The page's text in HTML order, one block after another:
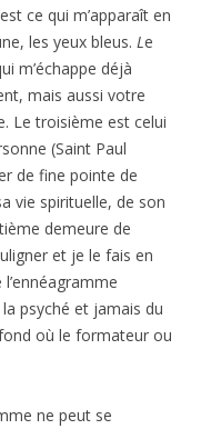
ce qui m’apparaît en
les yeux bleus. Le
m’échappe déjà
mais aussi votre
Le troisième est celui
(Saint Paul
de fine pointe de
vie spirituelle, de son
demeure de
et je le fais en
psyché et jamais du
où le formateur ou
ne peut se